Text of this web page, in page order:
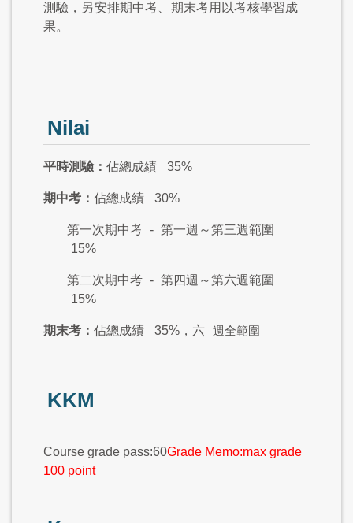
測驗，另安排期中考、期末考用以考核學習成
果。
Nilai
平時測驗： 佔總成績 35%
期中考： 佔總成績 30%
第一次期中考 - 第一週～第三週範圍
15%
第二次期中考 - 第四週～第六週範圍
15%
期末考： 佔總成績 35%，六 週全範圍
KKM
Course grade pass:60Grade Memo:max grade
100 point